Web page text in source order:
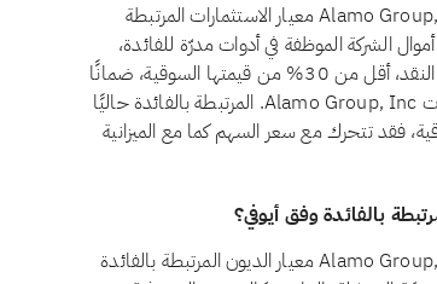
نعم، اعتبارًا من أغسطس 2026، يجتاز سهم Alamo Group, Inc. (ALG) معيار الاستثمارات المرتبطة
يشترط المعيار الشرعي رقم 21 أن تظل أموال الشركة الموظفة في أدوات مدرّة للفائدة،
كالودائع التقليدية والسندات وأذون الخزانة وصناديق أسواق النقد، أقل من 30% من قيمتها السوقية، ضمانًا
لألا يتحقق للمساهمين ربح جوهري من الربا. وتقع استثمارات Alamo Group, Inc. المرتبطة بالفائدة حاليًا
فقد تتحرك مع سعر السهم كما مع الميزانية
نعم، اعتبارًا من أغسطس 2026، يجتاز سهم Alamo Group, Inc. (ALG) معيار الديون المرتبطة بالفائدة